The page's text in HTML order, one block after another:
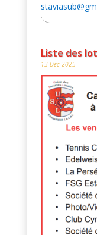
Liste des
13 Déc 2025